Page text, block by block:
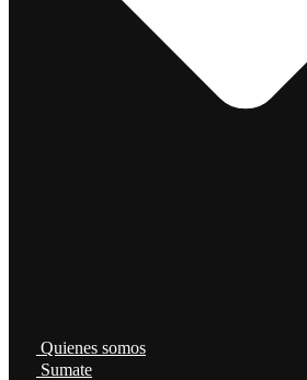
Quienes somos
Sumate